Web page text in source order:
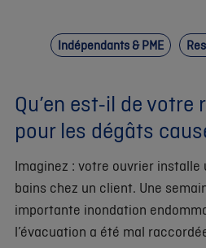
Indépendants & PME
Qu’en est-il de
pour les dégâts
Imaginez : votre ouvrier installe
bains chez un client. Une
importante inondation
l’évacuation a été mal